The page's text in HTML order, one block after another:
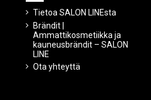
Tietoa SALON LINEsta
Brändit |
Ammattikosmetiikka ja
kauneusbrändit – SALON
LINE
Ota yhteyttä